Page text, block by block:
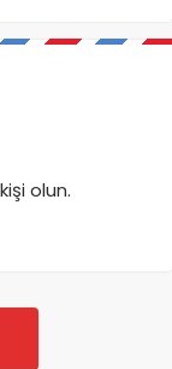
olun.